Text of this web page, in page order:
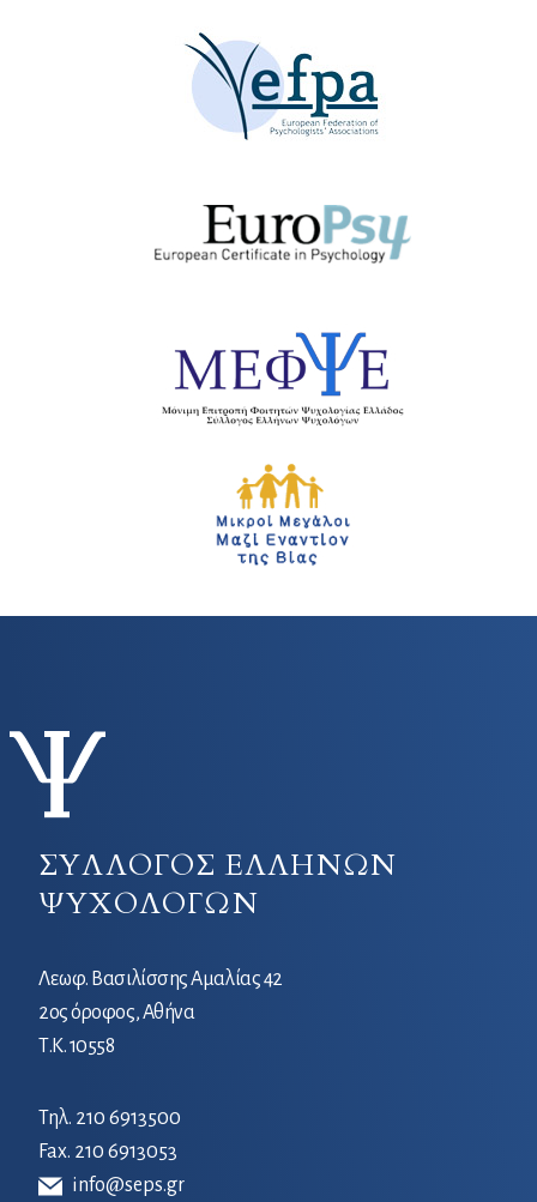
ΣΥΛΛΟΓΟΣ ΕΛΛΗΝΩΝ
ΨΥΧΟΛΟΓΩΝ
Λεωφ. Βασιλίσσης Αμαλίας 42
2ος όροφος, Αθήνα
Τ.Κ. 10558
Τηλ. 210 6913500
Fax. 210 6913053
info@seps.gr